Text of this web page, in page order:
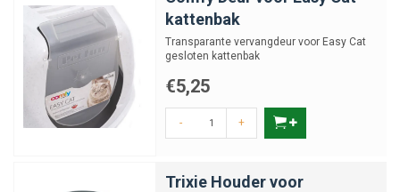
kattenbak
Transparante vervangdeur voor Easy Cat
gesloten kattenbak
€5,25
- +
Trixie Houder voor